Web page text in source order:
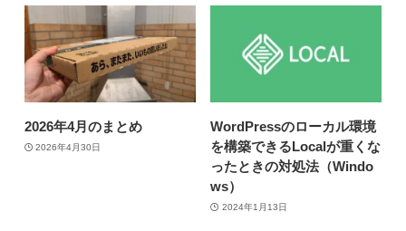
2026年4月のまとめ
2026年4月30日
WordPressのローカル環境
を構築できるLocalが重くな
ったときの対処法（Windo
ws）
2024年1月13日